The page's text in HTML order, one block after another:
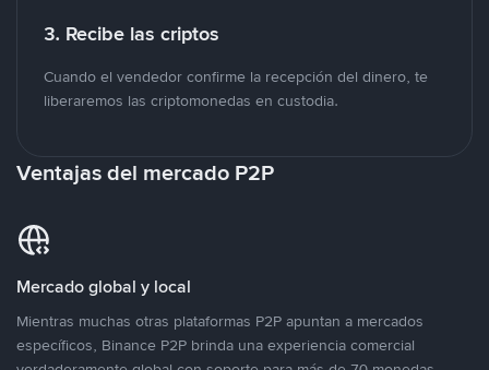
3. Recibe las criptos
Cuando el vendedor confirme la recepción del dinero, te
liberaremos las criptomonedas en custodia.
Ventajas del mercado P2P
Mercado global y local
Mientras muchas otras plataformas P2P apuntan a mercados
específicos, Binance P2P brinda una experiencia comercial